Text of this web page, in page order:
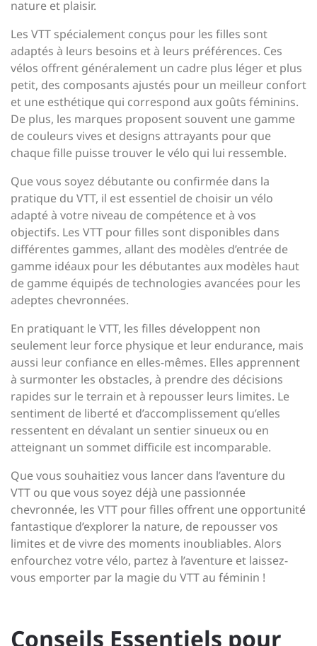
nature et plaisir.
Les VTT spécialement conçus pour les filles sont
adaptés à leurs besoins et à leurs préférences. Ces
vélos offrent généralement un cadre plus léger et plus
petit, des composants ajustés pour un meilleur confort
et une esthétique qui correspond aux goûts féminins.
De plus, les marques proposent souvent une gamme
de couleurs vives et designs attrayants pour que
chaque fille puisse trouver le vélo qui lui ressemble.
Que vous soyez débutante ou confirmée dans la
pratique du VTT, il est essentiel de choisir un vélo
adapté à votre niveau de compétence et à vos
objectifs. Les VTT pour filles sont disponibles dans
différentes gammes, allant des modèles d’entrée de
gamme idéaux pour les débutantes aux modèles haut
de gamme équipés de technologies avancées pour les
adeptes chevronnées.
En pratiquant le VTT, les filles développent non
seulement leur force physique et leur endurance, mais
aussi leur confiance en elles-mêmes. Elles apprennent
à surmonter les obstacles, à prendre des décisions
rapides sur le terrain et à repousser leurs limites. Le
sentiment de liberté et d’accomplissement qu’elles
ressentent en dévalant un sentier sinueux ou en
atteignant un sommet difficile est incomparable.
Que vous souhaitiez vous lancer dans l’aventure du
VTT ou que vous soyez déjà une passionnée
chevronnée, les VTT pour filles offrent une opportunité
fantastique d’explorer la nature, de repousser vos
limites et de vivre des moments inoubliables. Alors
enfourchez votre vélo, partez à l’aventure et laissez-
vous emporter par la magie du VTT au féminin !
Conseils Essentiels pour